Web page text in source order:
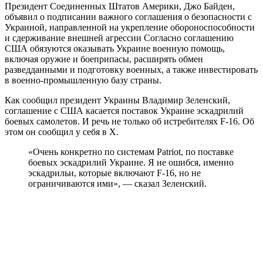
Президент Соединенных Штатов Америки, Джо Байден,
объявил о подписании важного соглашения о безопасности с
Украиной, направленной на укрепление обороноспособности
и сдерживание внешней агрессии Согласно соглашению
США обязуются оказывать Украине военную помощь,
включая оружие и боеприпасы, расширять обмен
разведданными и подготовку военных, а также инвестировать
в военно-промышленную базу страны.
Как сообщил президент Украины Владимир Зеленский,
соглашение с США касается поставок Украине эскадрилий
боевых самолетов. И речь не только об истребителях F-16. Об
этом он сообщил у себя в Х.
«Очень конкретно по системам Patriot, по поставке
боевых эскадрилий Украине. Я не ошибся, именно
эскадрильи, которые включают F-16, но не
ограничиваются ими», — сказал Зеленский.